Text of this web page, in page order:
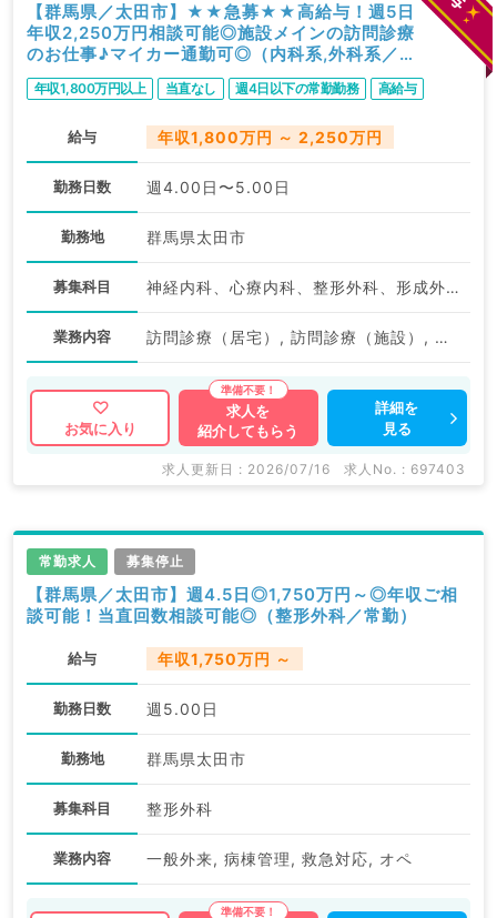
【群馬県／太田市】★★急募★★高給与！週5日
年収2,250万円相談可能◎施設メインの訪問診療
のお仕事♪マイカー通勤可◎（内科系,外科系／常
勤）
年収1,800万円以上 当直なし 週4日以下の常勤勤務 高給与
給与 年収1,800万円 ～ 2,250万円
勤務日数 週4.00日〜5.00日
勤務地 群馬県太田市
募集科目 神経内科、心療内科、整形外科、形成外科、美容外科、脳神経外科、呼吸器外科、心臓血管外科、小児外科、泌尿器科、一般内科、循環器内科、呼吸器内科、消化器内科、内分泌・代謝内科、腎臓内科、老年内科、外科系全般、一般外科、消化器外科、乳腺外科、スポーツ整形外科、大腸・肛門外科、脊髄・脊椎外科
業務内容 訪問診療（居宅）, 訪問診療（施設）, その他
お気に入り
求人を
紹介してもらう
詳細を
見る
求人更新日 : 2026/07/16 求人No. : 697403
常勤求人 募集停止
【群馬県／太田市】週4.5日◎1,750万円～◎年収ご相
談可能！当直回数相談可能◎（整形外科／常勤）
給与 年収1,750万円 ～
勤務日数 週5.00日
勤務地 群馬県太田市
募集科目 整形外科
業務内容 一般外来, 病棟管理, 救急対応, オペ